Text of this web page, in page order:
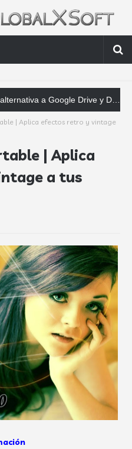
Drive y Dropbox que las empresas deberían conocer
| Aplica efectos retro y vintage
| Aplica
a tus